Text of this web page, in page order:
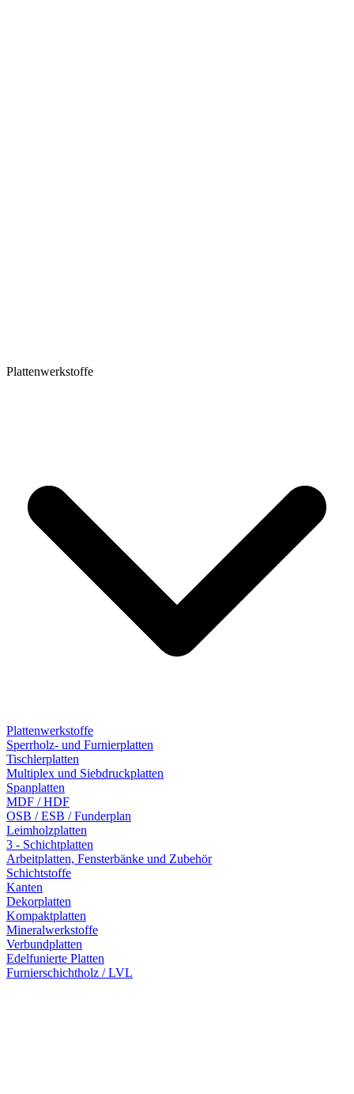
Plattenwerkstoffe
Plattenwerkstoffe
Sperrholz- und Furnierplatten
Tischlerplatten
Multiplex und Siebdruckplatten
Spanplatten
MDF / HDF
OSB / ESB / Funderplan
Leimholzplatten
3 - Schichtplatten
Arbeitplatten, Fensterbänke und Zubehör
Schichtstoffe
Kanten
Dekorplatten
Kompaktplatten
Mineralwerkstoffe
Verbundplatten
Edelfunierte Platten
Furnierschichtholz / LVL